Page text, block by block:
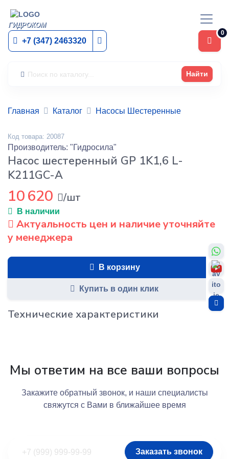
ГИДРОКОМ
+7 (347) 2463320
0
Найти
Главная Каталог Насосы Шестеренные
Код товара: 20087
Производитель: "Гидросила"
Насос шестеренный GP 1K1,6 L-
K211GC-A
10 620 /шт
В наличии
Актуальность цен и наличие уточняйте
у менеджера
В корзину
Купить в один клик
Технические характеристики
Мы ответим на все ваши вопросы
Закажите обратный звонок, и наши специалисты
свяжутся с Вами в ближайшее время
Заказать звонок